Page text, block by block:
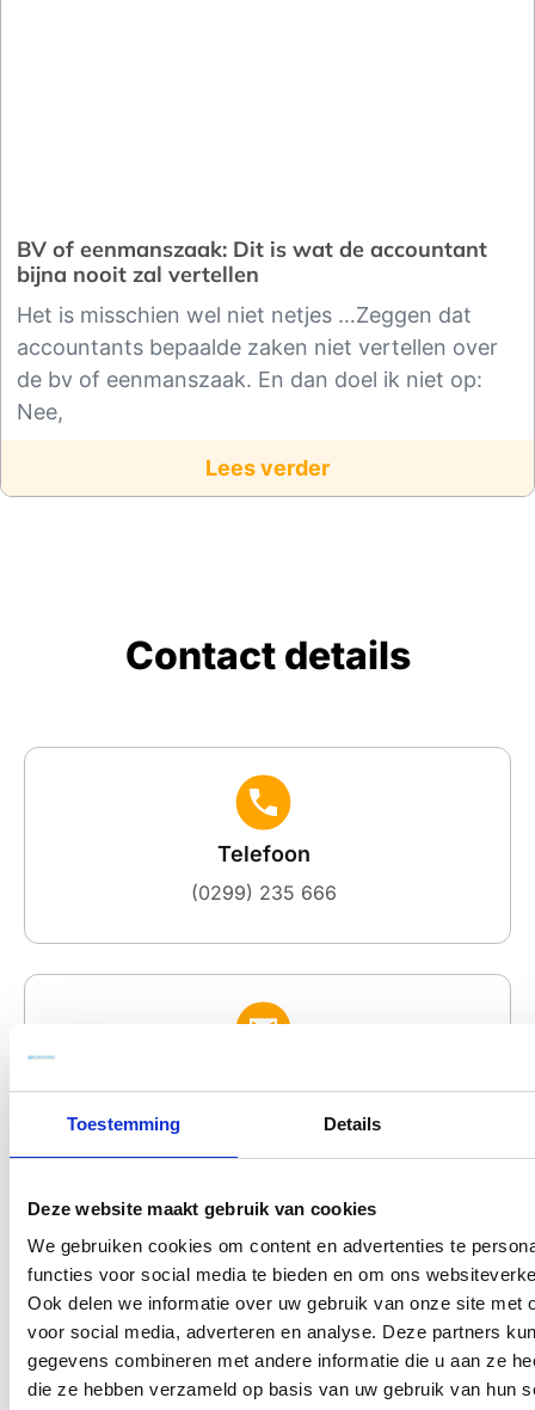
Toestemming Details
Deze website maakt gebruik van cookies
We gebruiken cookies om content en advertenties te
functies voor social media te bieden en om ons
Ook delen we informatie over uw gebruik van onze site met
voor social media, adverteren en analyse. Deze partners
gegevens combineren met andere informatie die u aan ze
die ze hebben verzameld op basis van uw gebruik van hun
BV of eenmanszaak: Dit is wat de accountant
bijna nooit zal vertellen
Het is misschien wel niet netjes …Zeggen dat
accountants bepaalde zaken niet vertellen over
de bv of eenmanszaak. En dan doel ik niet op:
Nee,
Lees verder
Contact details
Telefoon
(0299) 235 666
info@beyondnumbers.nl
Postadres